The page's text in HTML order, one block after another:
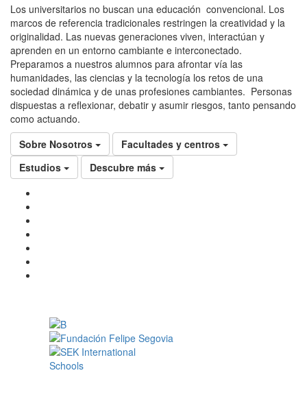
Los universitarios no buscan una educación convencional. Los
marcos de referencia tradicionales restringen la creatividad y la
originalidad. Las nuevas generaciones viven, interactúan y
aprenden en un entorno cambiante e interconectado.
Preparamos a nuestros alumnos para afrontar vía las
humanidades, las ciencias y la tecnología los retos de una
sociedad dinámica y de unas profesiones cambiantes. Personas
dispuestas a reflexionar, debatir y asumir riesgos, tanto pensando
como actuando.
Sobre Nosotros
Facultades y centros
Estudios
Descubre más